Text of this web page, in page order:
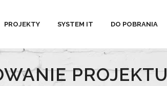
PROJEKTY SYSTEM IT DO POBRANIA
PROJEKTU